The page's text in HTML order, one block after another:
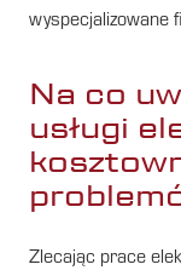
wyspecjalizowane
Na co
usługi
Zlecając prace